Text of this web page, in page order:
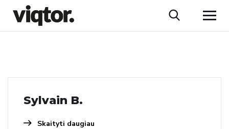
Sylvain B.
Skaityti daugiau